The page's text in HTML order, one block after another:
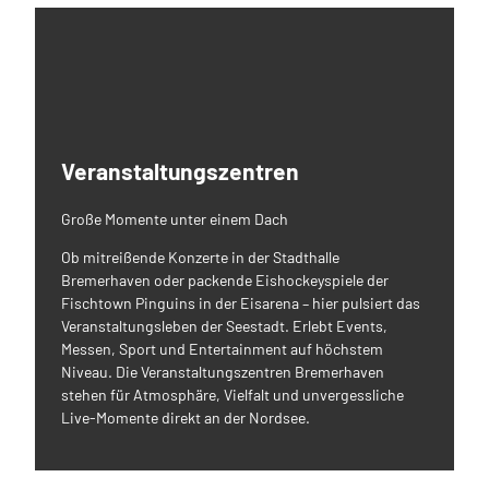
Veranstaltungszentren
Große Momente unter einem Dach
Ob mitreißende Konzerte in der Stadthalle
Bremerhaven oder packende Eishockeyspiele der
Fischtown Pinguins in der Eisarena – hier pulsiert das
Veranstaltungsleben der Seestadt. Erlebt Events,
Messen, Sport und Entertainment auf höchstem
Niveau. Die Veranstaltungszentren Bremerhaven
stehen für Atmosphäre, Vielfalt und unvergessliche
Live-Momente direkt an der Nordsee.